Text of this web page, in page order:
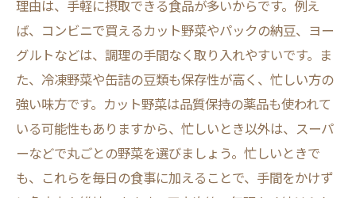
理由は、手軽に摂取できる食品が多いからです。例え
ば、コンビニで買えるカット野菜やパックの納豆、ヨー
グルトなどは、調理の手間なく取り入れやすいです。ま
た、冷凍野菜や缶詰の豆類も保存性が高く、忙しい方の
強い味方です。カット野菜は品質保持の薬品も使われて
いる可能性もありますから、忙しいとき以外は、スーパ
ーなどで丸ごとの野菜を選びましょう。忙しいときで
も、これらを毎日の食事に加えることで、手間をかけず